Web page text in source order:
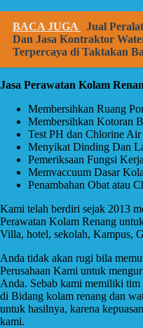
BACA JUGA
Jual
Dan Jasa Kontraktor
Terpercaya di Taktakan
Jasa Perawatan Kolam
Membersihkan Ruang
Membersihkan Kotoran
Test PH dan Chlorine
Menyikat Dinding Dan
Pemeriksaan Fungsi
Memvaccuum Dasar
Penambahan Obat atau
Kami telah berdiri sejak 2013
Perawatan Kolam Renang
Villa, hotel, sekolah, Kampus,
Anda tidak akan rugi bila
Perusahaan Kami untuk
Anda. Sebab kami memiliki tim
di Bidang kolam renang dan
untuk hasilnya, karena
kami.